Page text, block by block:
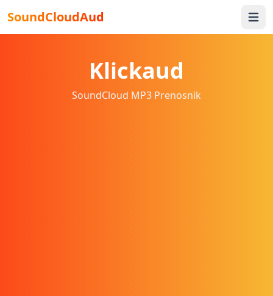
SoundCloudAud Open
Klickaud
SoundCloud MP3 Prenosnik